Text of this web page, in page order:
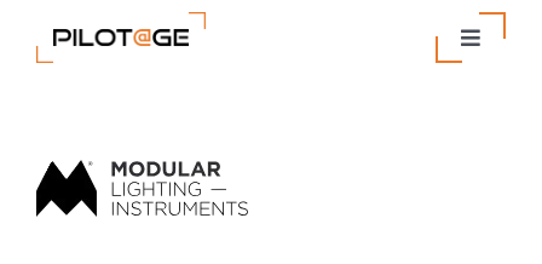
contenu
Toggle
Entreprise